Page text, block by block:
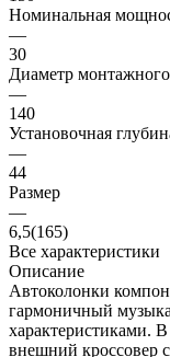
Номинальная
—
30
Диаметр
—
140
Установочная
—
44
Размер
—
6,5(165)
Все характеристики
Описание
Автоколонки
гармоничный
характеристиками.
внешний кроссовер